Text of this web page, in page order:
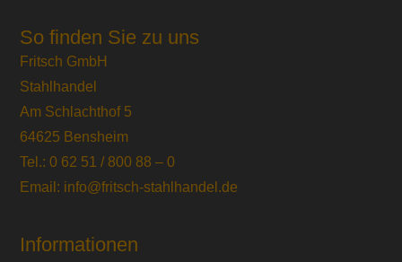
So finden Sie zu uns
Fritsch GmbH
Stahlhandel
Am Schlachthof 5
64625 Bensheim
Tel.: 0 62 51 / 800 88 – 0
Email: info@fritsch-stahlhandel.de
Informationen